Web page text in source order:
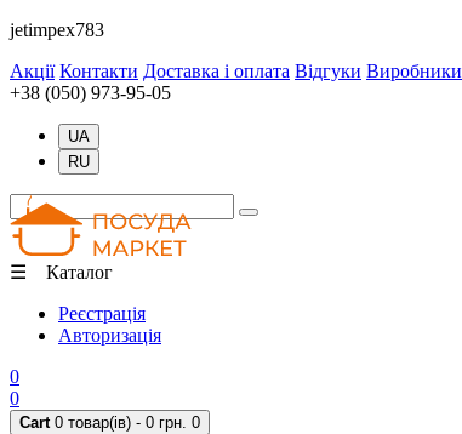
jetimpex783
Акції Контакти Доставка і оплата Відгуки Виробники
+38 (050) 973-95-05
UA
RU
☰ Каталог
Реєстрація
Авторизація
0
0
Cart 0 товар(ів) - 0 грн. 0